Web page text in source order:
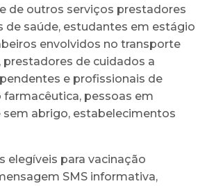
de outros serviços prestadores
de saúde, estudantes em estágio
envolvidos no transporte
prestadores de cuidados a
e profissionais de
pessoas em
sem abrigo, estabelecimentos
elegíveis para vacinação
SMS informativa,